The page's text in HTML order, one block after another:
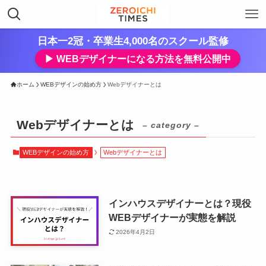
日本一2冠・卒業生4,000名のスクール監修
▶︎ WEBデザイナーになる方法を無料公開中
ホーム WEBデザインの始め方 Webデザイナーとは
Webデザイナーとは – category –
WEBデザインの始め方 Webデザイナーとは
インハウスデザイナーとは？現役
WEBデザイナーが実態を解説
2026年4月2日